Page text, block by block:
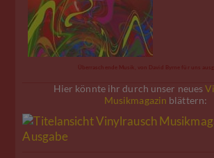
Überraschende Musik, von David Byrne für uns
Hier könnte ihr durch unser neues
Musikmagazin blättern: